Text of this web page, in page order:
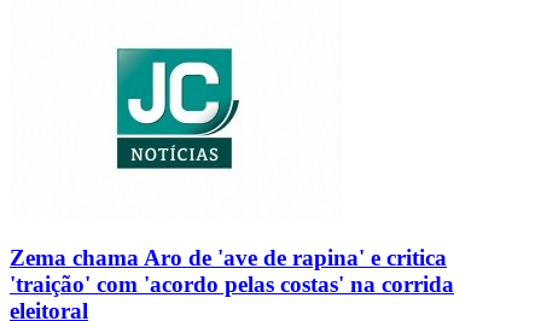
Zema chama Aro de 'ave de rapina' e critica
'traição' com 'acordo pelas costas' na corrida
eleitoral